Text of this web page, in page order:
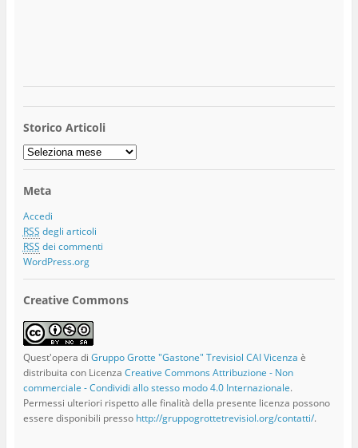
Storico Articoli
Storico
Articoli
Meta
Accedi
RSS degli articoli
RSS dei commenti
WordPress.org
Creative Commons
Quest'opera di Gruppo Grotte "Gastone" Trevisiol CAI Vicenza è
distribuita con Licenza Creative Commons Attribuzione - Non
commerciale - Condividi allo stesso modo 4.0 Internazionale.
Permessi ulteriori rispetto alle finalità della presente licenza possono
essere disponibili presso http://gruppogrottetrevisiol.org/contatti/.